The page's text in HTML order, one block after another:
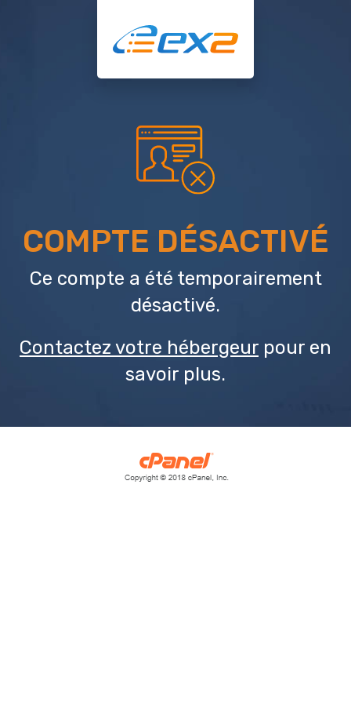
COMPTE DÉSACTIVÉ
Ce compte a été temporairement
désactivé.
Contactez votre hébergeur pour en
savoir plus.